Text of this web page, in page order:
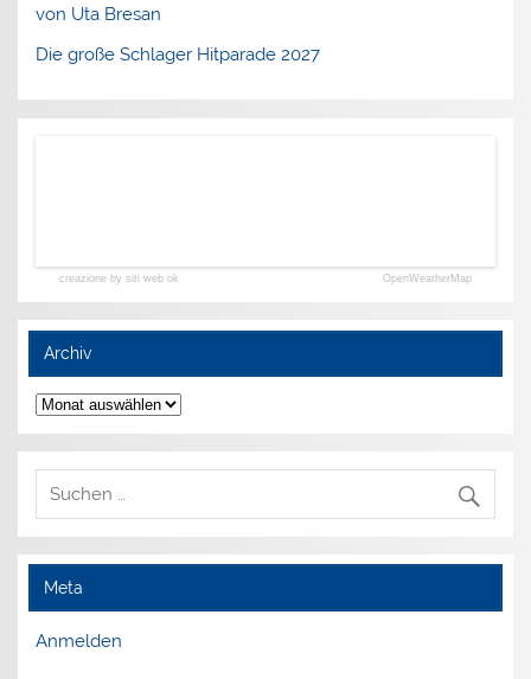
von Uta Bresan
Die große Schlager Hitparade 2027
creazione by siti web ok OpenWeatherMap
Archiv
Archiv
Meta
Anmelden